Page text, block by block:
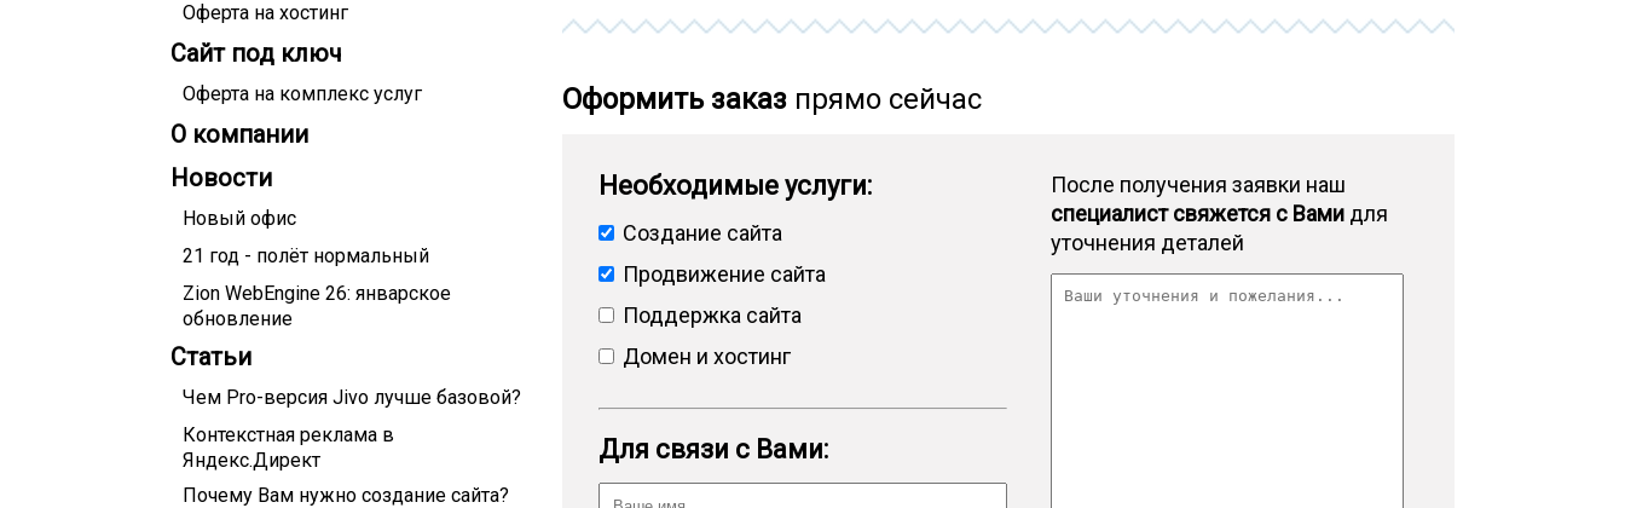
Оферта на хостинг
Сайт под ключ
Оферта на комплекс услуг
О компании
Новости
Новый офис
21 год - полёт нормальный
Zion WebEngine 26: январское
обновление
Статьи
Чем Pro-версия Jivo лучше базовой?
Контекстная реклама в
Яндекс.Директ
Почему Вам нужно создание сайта?
Оформить заказ прямо сейчас
Необходимые услуги:
Создание сайта
Продвижение сайта
Поддержка сайта
Домен и хостинг
Для связи с Вами:
После получения заявки наш
специалист свяжется с Вами для
уточнения деталей